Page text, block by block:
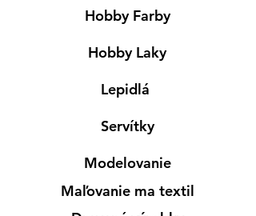
Hobby Farby
Hobby Laky
Lepidlá
Servítky
Modelovanie
Maľovanie ma textil